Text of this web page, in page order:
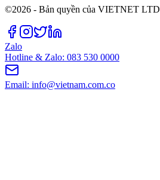
©2026 - Bản quyền của VIETNET LTD
Zalo
Hotline & Zalo: 083 530 0000
Email: info@vietnam.com.co